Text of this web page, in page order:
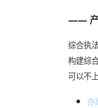
—— 产
综合执
构建综
可以不
办